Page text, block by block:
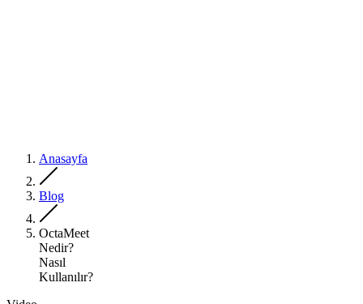
Anasayfa
Blog
OctaMeet
Nedir?
Nasıl
Kullanılır?